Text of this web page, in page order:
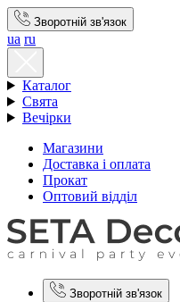
Зворотній зв'язок
ua ru
Каталог
Свята
Вечірки
Магазини
Доставка і оплата
Прокат
Оптовий відділ
Зворотній зв'язок